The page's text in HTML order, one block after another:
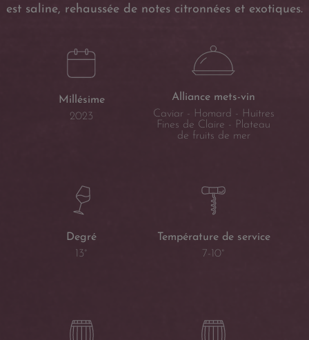
est saline, rehaussée de notes citronnées et exotiques.
Millésime
2023
Alliance mets-vin
Caviar - Homard - Huitres
Fines de Claire - Plateau
de fruits de mer
Degré
13°
Température de service
7-10°